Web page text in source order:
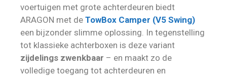
voertuigen met grote achterdeuren biedt
ARAGON met de TowBox Camper (V5 Swing)
een bijzonder slimme oplossing. In tegenstelling
tot klassieke achterboxen is deze variant
zijdelings zwenkbaar – en maakt zo de
volledige toegang tot achterdeuren en